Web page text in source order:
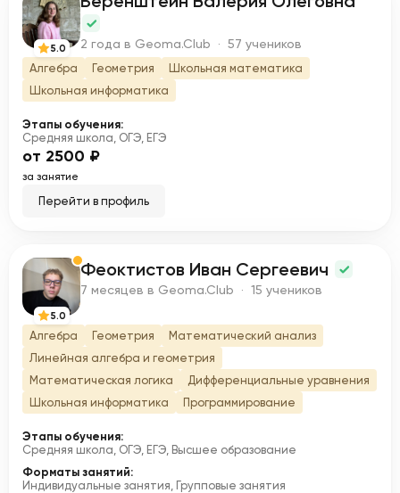
Б
5.0 2 года в Geoma.Club · 57 учеников
Алгебра Геометрия
Школьная математика
Школьная информатика
Этапы обучения:
Средняя школа, ОГЭ, ЕГЭ
от 2500 ₽
за занятие
Перейти в профиль
Ф
5.0
Феоктистов Иван Сергеевич
7 месяцев в Geoma.Club · 15 учеников
Алгебра Геометрия
Математический анализ
Линейная алгебра и геометрия
Математическая логика
Дифференциальные уравнения
Школьная информатика
Программирование
Этапы обучения:
Средняя школа, ОГЭ, ЕГЭ, Высшее образование
Форматы занятий:
Индивидуальные занятия, Групповые занятия